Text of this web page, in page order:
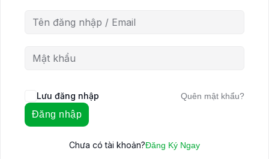
Lưu đăng nhập Quên mật khẩu?
Đăng nhập
Chưa có tài khoản?Đăng Ký Ngay